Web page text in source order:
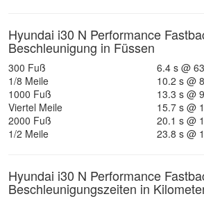
Hyundai i30 N Performance
Beschleunigung in Füssen
300 Fuß
6.4 s @
1/8 Meile
10.2 s @
1000 Fuß
13.3 s @
Viertel Meile
15.7 s @
2000 Fuß
20.1 s @
1/2 Meile
23.8 s @
Hyundai i30 N Performance
Beschleunigungszeiten in